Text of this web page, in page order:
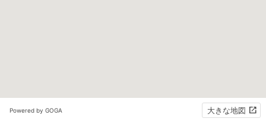
Powered by GOGA 大きな地図